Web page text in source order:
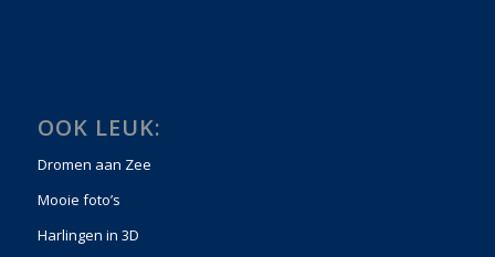
OOK LEUK:
Dromen aan Zee
Mooie foto’s
Harlingen in 3D